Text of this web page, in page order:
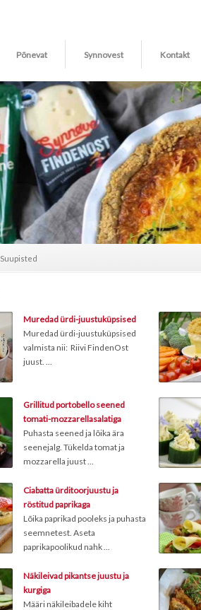
Põnevat Synnovest Kontakt
Suupisted
Muredad ürdi-juustuküpsised
Muredad ürdi-juustuküpsised
valmista nii: Riivi FindenOst
juust. ...
Grillitud portobello seened
tomati-mozzarellasalatiga
Puhasta seened ja lõika ära
seenejalg. Tükelda tomat ja
mozzarella juust ...
Ciabatta ürditoorjuustu ja
röstitud paprikaga
Lõika paprikad pooleks ja puhasta
seemnetest. Aseta
paprikapoolikud nahk ...
Näkileivad pikantse juustu ja
kurgiga
Määri näkileibadele kiht